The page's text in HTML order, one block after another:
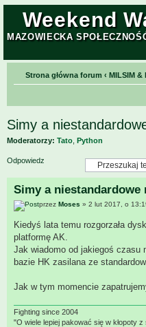
Weekend
MAZOWIECKA
Strona główna forum ‹ MILSIM &
Simy a
Moderatorzy: Tato Python
Odpowiedz
Simy a niestandardowe
przez Moses » 2 lut 2017, o
Kiedyś lata temu rozgorzała
platformę AK.
Jak wiadomo od jakiegoś czasu
bazie HK zasilana ze
Jak w tym momencie
Fighting since 2004
"O wiele lepiej pakować się w kłopoty